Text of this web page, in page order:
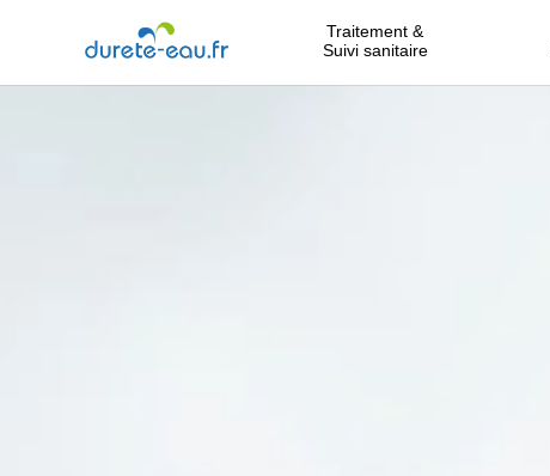
Traitement &
Suivi sanitaire